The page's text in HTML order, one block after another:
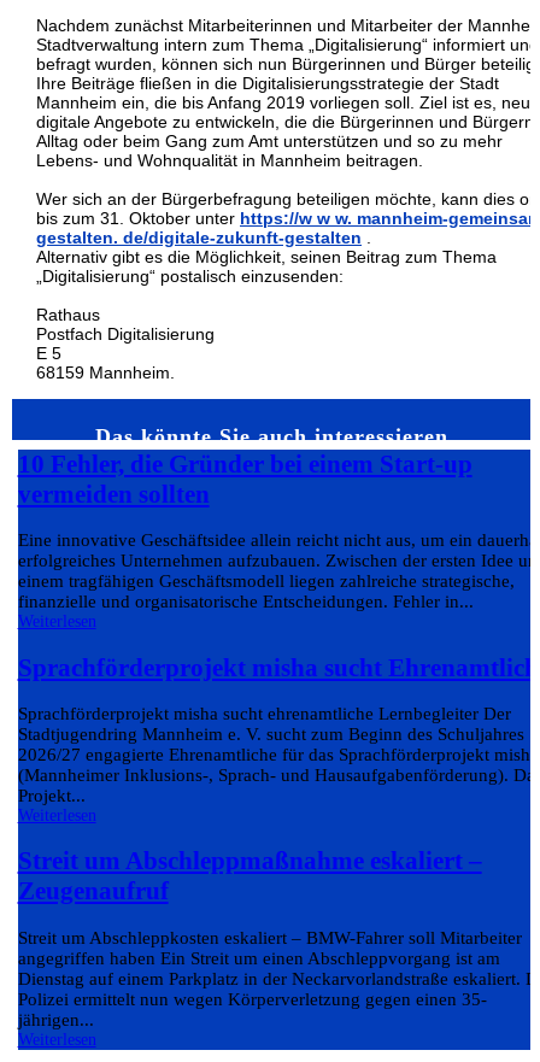
Nachdem zunächst Mitarbeiterinnen und Mitarbeiter der
Stadtverwaltung intern zum Thema „Digitalisierung“ informiert und
befragt wurden, können sich nun Bürgerinnen und Bürger
Ihre Beiträge fließen in die Digitalisierungsstrategie der Stadt
Mannheim ein, die bis Anfang 2019 vorliegen soll. Ziel ist es, neue
digitale Angebote zu entwickeln, die die Bürgerinnen und Bürgern
Alltag oder beim Gang zum Amt unterstützen und so zu mehr
Lebens- und Wohnqualität in Mannheim beitragen.
Wer sich an der Bürgerbefragung beteiligen möchte, kann dies
bis zum 31. Oktober unter https://w w w. mannheim-
gestalten. de/digitale-zukunft-gestalten .
Alternativ gibt es die Möglichkeit, seinen Beitrag zum Thema
„Digitalisierung“ postalisch einzusenden:
Rathaus
Postfach Digitalisierung
E 5
68159 Mannheim.
Das könnte Sie auch interessieren…
10 Fehler, die Gründer bei einem Start-up
vermeiden sollten
Eine innovative Geschäftsidee allein reicht nicht aus, um ein
erfolgreiches Unternehmen aufzubauen. Zwischen der ersten Idee
einem tragfähigen Geschäftsmodell liegen zahlreiche strategische,
finanzielle und organisatorische Entscheidungen. Fehler in...
Weiterlesen
Sprachförderprojekt misha sucht
Sprachförderprojekt misha sucht ehrenamtliche Lernbegleiter Der
Stadtjugendring Mannheim e. V. sucht zum Beginn des Schuljahres
2026/27 engagierte Ehrenamtliche für das Sprachförderprojekt misha
(Mannheimer Inklusions-, Sprach- und Hausaufgabenförderung).
Projekt...
Weiterlesen
Streit um Abschleppmaßnahme eskaliert –
Zeugenaufruf
Streit um Abschleppkosten eskaliert – BMW-Fahrer soll Mitarbeiter
angegriffen haben Ein Streit um einen Abschleppvorgang ist am
Dienstag auf einem Parkplatz in der Neckarvorlandstraße eskaliert.
Polizei ermittelt nun wegen Körperverletzung gegen einen 35-
jährigen...
Weiterlesen